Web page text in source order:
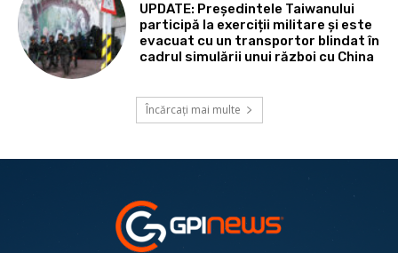
UPDATE: Președintele Taiwanului
participă la exerciții militare și este
evacuat cu un transportor blindat în
cadrul simulării unui război cu China
Încărcați mai multe